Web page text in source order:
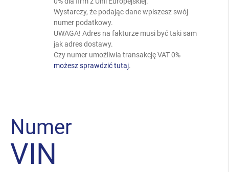
Wystarczy, że podając dane wpiszesz swój
numer podatkowy.
UWAGA! Adres na fakturze musi być taki sam
jak adres dostawy.
Czy numer umożliwia transakcję VAT 0%
możesz sprawdzić tutaj.
Numer
VIN